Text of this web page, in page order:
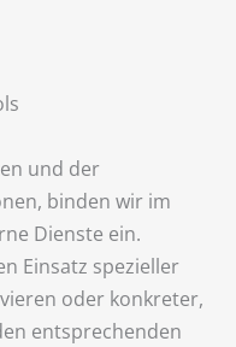
und der
binden wir im
Dienste ein.
Einsatz spezieller
oder konkreter,
entsprechenden